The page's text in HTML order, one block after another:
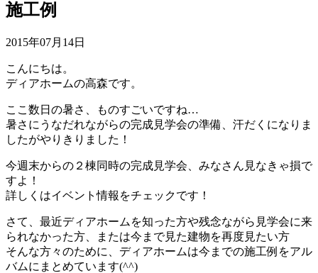
施工例
2015年07月14日
こんにちは。
ディアホームの高森です。
ここ数日の暑さ、ものすごいですね…
暑さにうなだれながらの完成見学会の準備、汗だくになりま
したがやりきりました！
今週末からの２棟同時の完成見学会、みなさん見なきゃ損で
すよ！
詳しくはイベント情報をチェックです！
さて、最近ディアホームを知った方や残念ながら見学会に来
られなかった方、または今まで見た建物を再度見たい方
そんな方々のために、ディアホームは今までの施工例をアル
バムにまとめています(^^)